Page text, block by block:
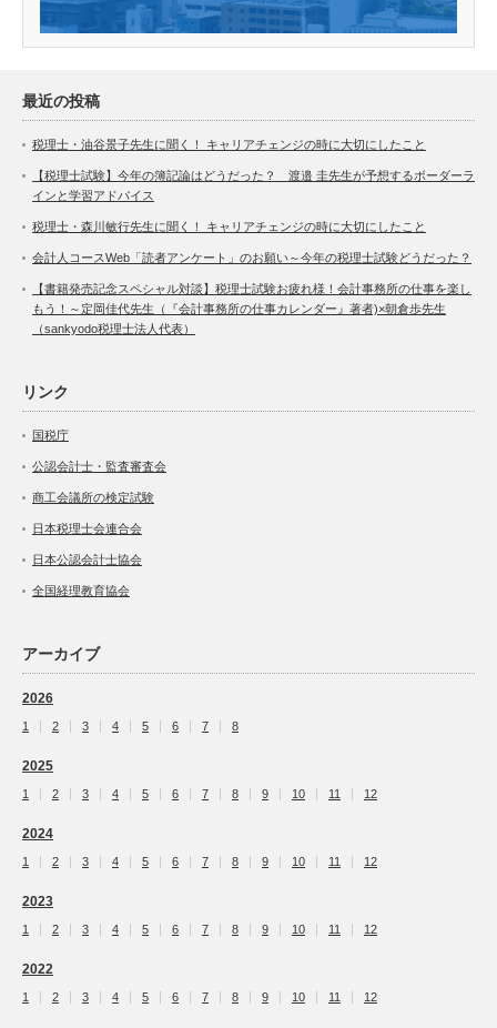
最近の投稿
税理士・油谷景子先生に聞く！ キャリアチェンジの時に大切にしたこと
【税理士試験】今年の簿記論はどうだった？ 渡邉 圭先生が予想するボーダーラ
インと学習アドバイス
税理士・森川敏行先生に聞く！ キャリアチェンジの時に大切にしたこと
会計人コースWeb「読者アンケート」のお願い～今年の税理士試験どうだった？
【書籍発売記念スペシャル対談】税理士試験お疲れ様！会計事務所の仕事を楽し
もう！～定岡佳代先生（『会計事務所の仕事カレンダー』著者)×朝倉歩先生
（sankyodo税理士法人代表）
リンク
国税庁
公認会計士・監査審査会
商工会議所の検定試験
日本税理士会連合会
日本公認会計士協会
全国経理教育協会
アーカイブ
2026
1 2 3 4 5 6 7 8
2025
1 2 3 4 5 6 7 8 9 10 11 12
2024
1 2 3 4 5 6 7 8 9 10 11 12
2023
1 2 3 4 5 6 7 8 9 10 11 12
2022
1 2 3 4 5 6 7 8 9 10 11 12